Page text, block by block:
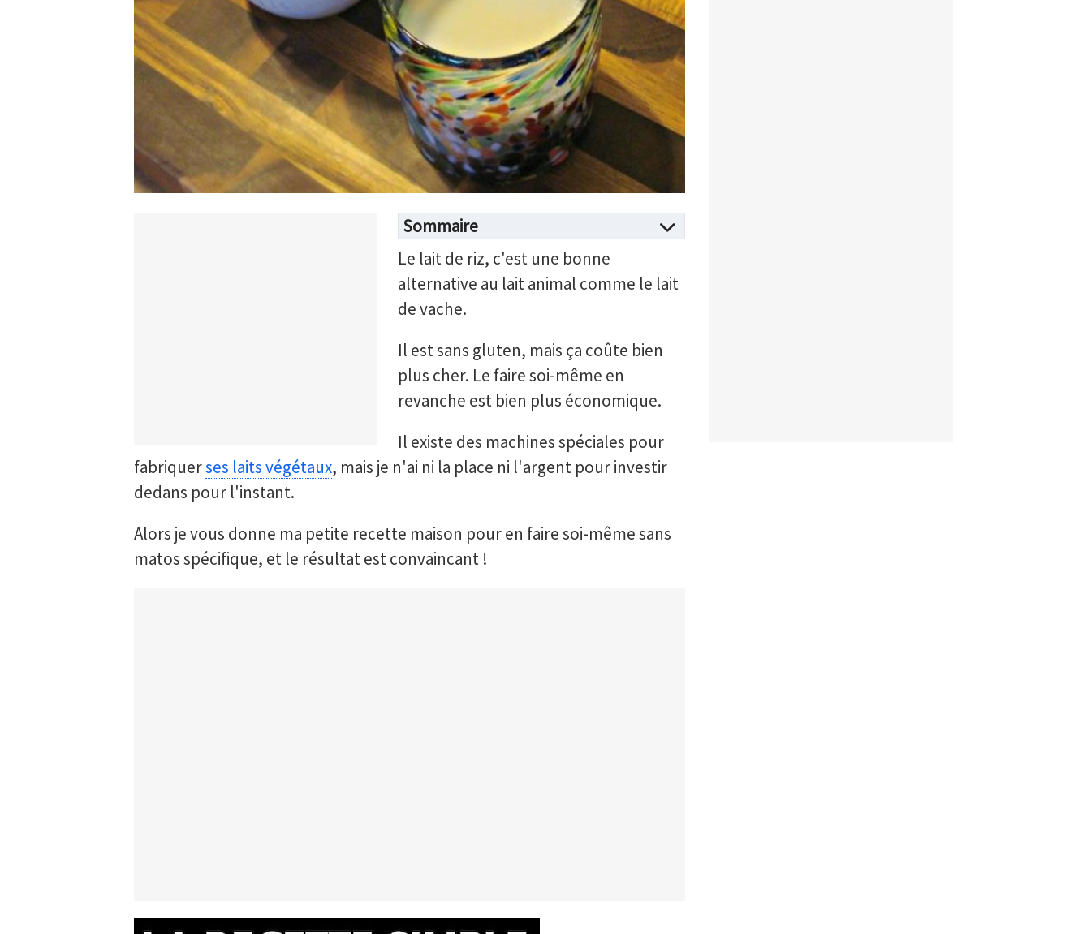
Sommaire
Le lait de riz, c'est une bonne
alternative au lait animal comme le lait
de vache.
Il est sans gluten, mais ça coûte bien
plus cher. Le faire soi-même en
revanche est bien plus économique.
Il existe des machines spéciales pour
fabriquerses laits végétaux, mais je n'ai ni la place ni l'argent pour investir
dedans pour l'instant.
Alors je vous donne ma petite recette maison pour en faire soi-même sans
matos spécifique, et le résultat est convaincant !